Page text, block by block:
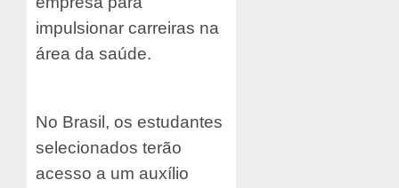
impulsionar carreiras na
área da saúde.
No Brasil, os estudantes
selecionados terão
acesso a um auxílio